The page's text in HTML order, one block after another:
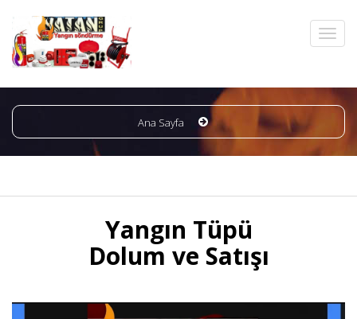
Ana Sayfa
Yangın Tüpü
Dolum ve Satışı